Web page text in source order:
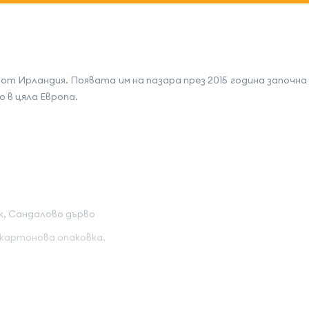
Появата им на пазара през 2015 година
в цяла Европа.
Сандалово дърво
опаковка.